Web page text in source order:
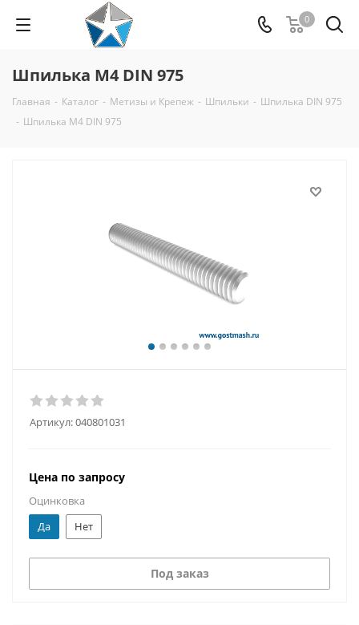
0
Шпилька М4 DIN 975
Главная - Каталог - Метизы и Крепеж - Шпильки - Шпилька DIN 975
- Шпилька М4 DIN 975
Артикул:040801031
Цена по запросу
Оцинковка
Да
Нет
Под заказ